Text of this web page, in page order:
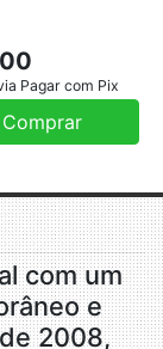
Pagar com Pix
Comprar
com um
e
2008,